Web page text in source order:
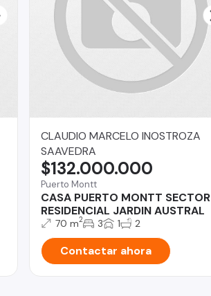
CLAUDIO MARCELO INOSTROZA
SAAVEDRA
Puerto Montt
CASA PUERTO MONTT SECTOR
RESIDENCIAL JARDIN AUSTRAL
$132.000.000
70 m2 3 1 2
Contactar ahora